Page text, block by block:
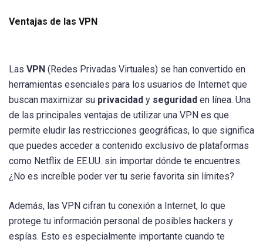
Ventajas de las VPN
Las VPN (Redes Privadas Virtuales) se han convertido en
herramientas esenciales para los usuarios de Internet que
buscan maximizar su privacidad y seguridad en línea. Una
de las principales ventajas de utilizar una VPN es que
permite eludir las restricciones geográficas, lo que significa
que puedes acceder a contenido exclusivo de plataformas
como Netflix de EE.UU. sin importar dónde te encuentres.
¿No es increíble poder ver tu serie favorita sin límites?
Además, las VPN cifran tu conexión a Internet, lo que
protege tu información personal de posibles hackers y
espías. Esto es especialmente importante cuando te